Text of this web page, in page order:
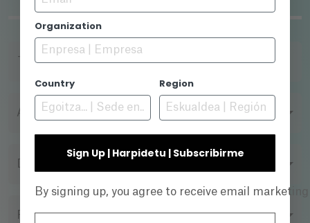
TÍTULO
AÑO
FORMATO DE FILMACIÓN
Organization
Country Region
Sign Up | Harpidetu | Subscribirme
By signing up, you agree to receive email